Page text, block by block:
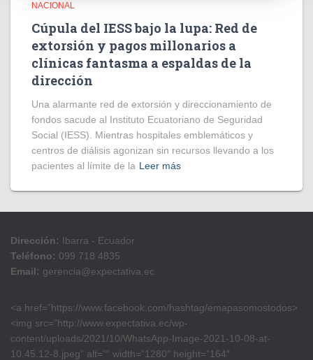
NACIONAL
Cúpula del IESS bajo la lupa: Red de
extorsión y pagos millonarios a
clínicas fantasma a espaldas de la
dirección
​Una alarmante red de extorsión y direccionamiento de
fondos sacude al Instituto Ecuatoriano de Seguridad
Social (IESS). Mientras hospitales emblemáticos y
centros de diálisis agonizan sin recursos llevando a los
pacientes al límite de la Leer más
Dirección: Ibarra - Ecuador
Teléfono: 099 718 4835
Email: gerencia@expectativa.ec
<a href=”https://www.facebook.com/hashtag/emapasomostodos>
<img src=”http://www.expectativa.ec/wp-
content/uploads/2021/10/WhatsApp-Image-2021-10-08-at-
10.45.12-8.jpeg” alt=”” width=”1280″ height=”164″